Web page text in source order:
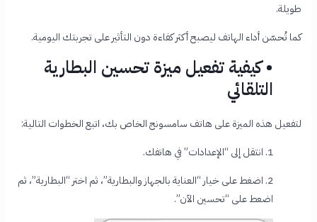
طويلة.
كما تُحسّن أداء الهاتف ليصبح أكثر كفاءة دون التأثير على تجربتك اليومية.
• كيفية تفعيل ميزة تحسين البطارية
التلقائي
لتفعيل هذه الميزة على هاتف سامسونج الخاص بك، اتبع الخطوات التالية:
1. انتقل إلى “الإعدادات” في هاتفك.
2. اضغط على خيار “العناية بالجهاز والبطارية”، ثم اختر “البطارية”، ثم
اضعط على “تحسين الآن”.